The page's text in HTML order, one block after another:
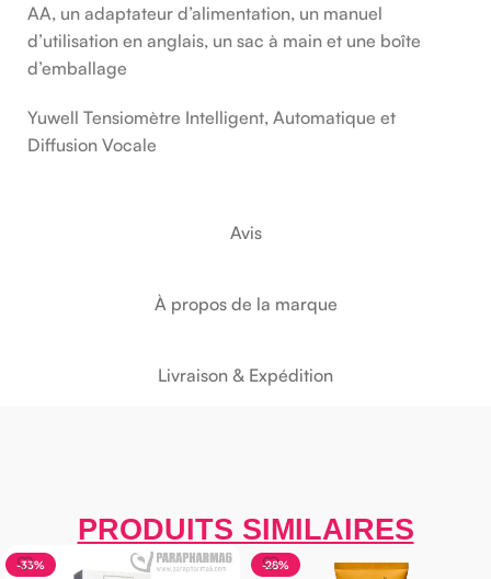
Avis
À propos de la marque
Livraison & Expédition
AA, un adaptateur d’alimentation, un manuel
d’utilisation en anglais, un sac à main et une boîte
d’emballage
Yuwell Tensiomètre Intelligent, Automatique et
Diffusion Vocale
PRODUITS SIMILAIRES
-28%